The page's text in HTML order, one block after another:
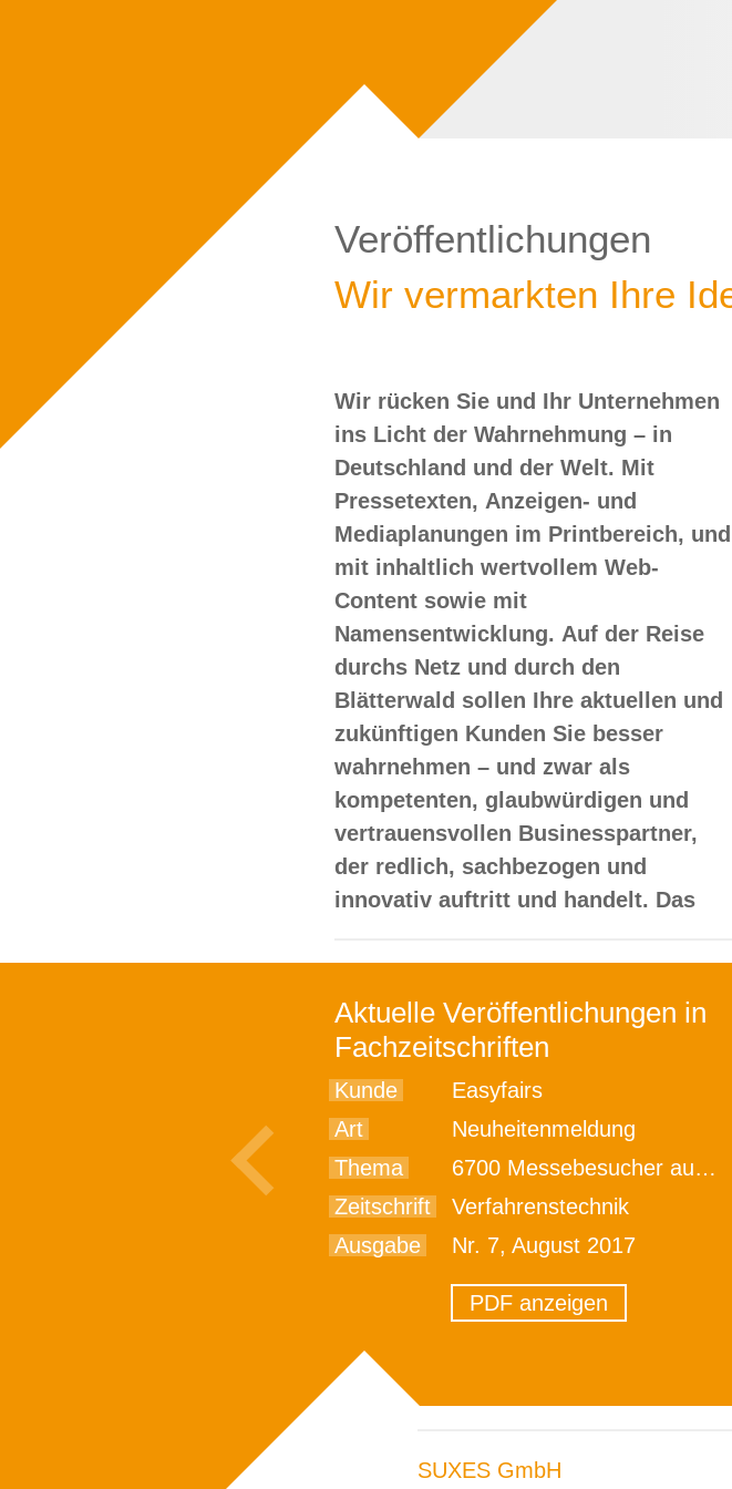
Veröffentlichungen
Wir vermarkten Ihre
Wir rücken Sie und Ihr Unternehmen
ins Licht der Wahrnehmung – in
Deutschland und der Welt. Mit
Pressetexten, Anzeigen- und
Mediaplanungen im Printbereich, und
mit inhaltlich wertvollem Web-
Content sowie mit
Namensentwicklung. Auf der Reise
durchs Netz und durch den
Blätterwald sollen Ihre aktuellen und
zukünftigen Kunden Sie besser
wahrnehmen – und zwar als
kompetenten, glaubwürdigen und
vertrauensvollen Businesspartner,
der redlich, sachbezogen und
innovativ auftritt und handelt. Das
wollen Sie doch – oder? Dann nix wie
Aktuelle Veröffentlichungen in
Fachzeitschriften
Kunde
Easyfairs
Art
Neuheitenmeldung
Thema
6700 Messebesucher auf der Schüttgut
Zeitschrift
Verfahrenstechnik
Ausgabe
Nr. 7, August 2017
PDF anzeigen
SUXES GmbH